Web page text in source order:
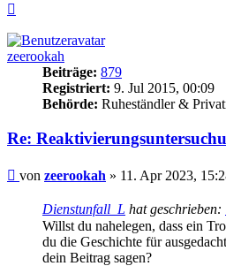
zeerookah
Beiträge: 879
Registriert: 9. Jul 2015, 00:09
Behörde: Ruheständler &
Re:
Beitrag
von zeerookah » 11. Apr 2023,
Dienstunfall_L hat geschrieben:
Willst du nahelegen, dass ein
du die Geschichte für
dein Beitrag sagen?